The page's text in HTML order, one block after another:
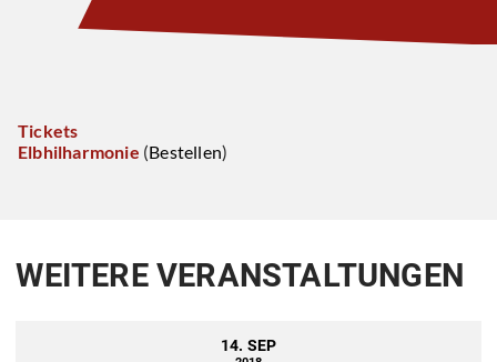
Tickets
Elbhilharmonie (Bestellen)
WEITERE VERANSTALTUNGEN
14. SEP